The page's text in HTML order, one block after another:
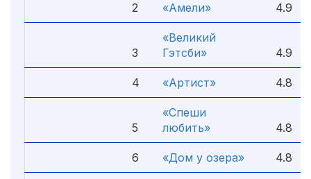
2 «Амели» 4.9
3
«Великий
Гэтсби»
4.9
4 «Артист» 4.8
5
«Спеши
любить»
4.8
6 «Дом у озера» 4.8